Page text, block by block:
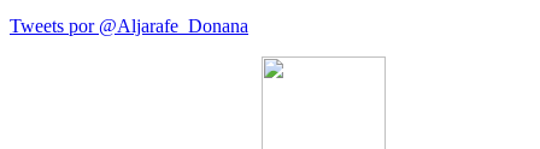
Tweets por @Aljarafe_Donana